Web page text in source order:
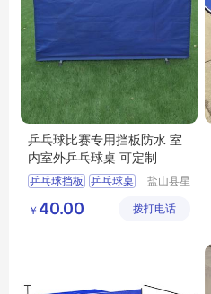
乒乓球比赛专用挡板防水 室
内室外乒乓球桌 可定制
乒乓球挡板 乒乓球桌
乒乓球桌价格
盐山县星
施厂
￥ 40.00 拨打电话